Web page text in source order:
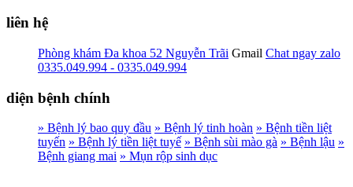
liên hệ
Phòng khám Đa khoa 52 Nguyễn Trãi Gmail Chat ngay zalo
0335.049.994 - 0335.049.994
diện bệnh chính
» Bệnh lý bao quy đầu » Bệnh lý tinh hoàn » Bệnh tiền liệt
tuyến » Bệnh lý tiền liệt tuyế » Bệnh sùi mào gà » Bệnh lậu »
Bệnh giang mai » Mụn rộp sinh dục